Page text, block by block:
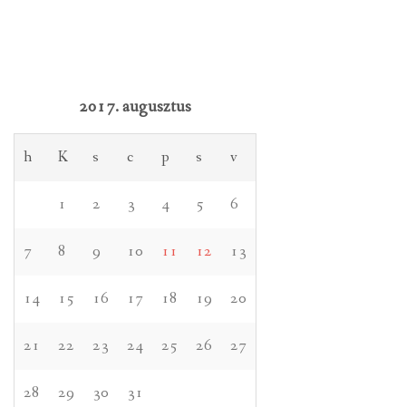
2017. augusztus
h K s c p s v
1 2 3 4 5 6
7 8 9 10 11 12 13
14 15 16 17 18 19 20
21 22 23 24 25 26 27
28 29 30 31